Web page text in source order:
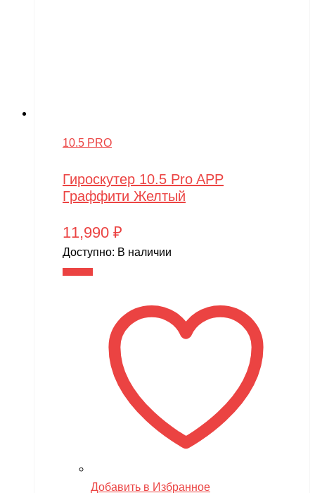
10.5 PRO
Гироскутер 10.5 Pro APP
Граффити Желтый
11,990 ₽
Доступно: В наличии
Добавить в Избранное